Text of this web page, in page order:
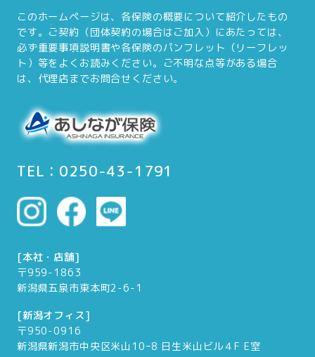
このホームページは、各保険の概要について紹介したもの
です。ご契約（団体契約の場合はご加入）にあたっては、
必ず重要事項説明書や各保険のパンフレット（リーフレッ
ト）等をよくお読みください。ご不明な点等がある場合
は、代理店までお問合せください。
TEL：0250-43-1791
[本社・店舗]
〒959-1863
新潟県五泉市東本町2-6-1
[新潟オフィス]
〒950-0916
新潟県新潟市中央区米山10ｰ8 日生米山ビル４F E室